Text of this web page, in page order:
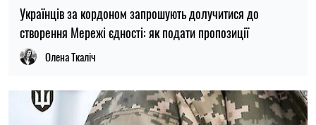
11:59, 07.08.2026
отримати виплату на соціально-побутові потреби
Ірина Де Люсто